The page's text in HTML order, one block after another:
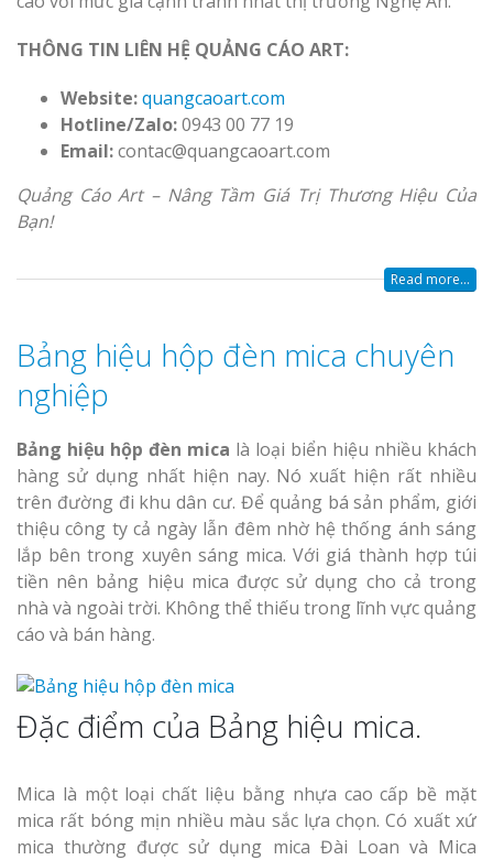
THÔNG TIN LIÊN HỆ QUẢNG CÁO ART:
Website:quangcaoart.com
Hotline/Zalo:0943 00 77 19
Email:contac@quangcaoart.com
Quảng Cáo Art – Nâng Tầm Giá Trị Thương Hiệu Của
Bạn!
Read more...
Bảng hiệu hộp đèn mica chuyên
nghiệp
Bảng hiệu hộp đèn mica là loại biển hiệu nhiều khách
hàng sử dụng nhất hiện nay. Nó xuất hiện rất nhiều
trên đường đi khu dân cư. Để quảng bá sản phẩm, giới
thiệu công ty cả ngày lẫn đêm nhờ hệ thống ánh sáng
lắp bên trong xuyên sáng mica. Với giá thành hợp túi
tiền nên bảng hiệu mica được sử dụng cho cả trong
nhà và ngoài trời. Không thể thiếu trong lĩnh vực quảng
cáo và bán hàng.
Đặc điểm của Bảng hiệu mica.
Mica là một loại chất liệu bằng nhựa cao cấp bề mặt
mica rất bóng mịn nhiều màu sắc lựa chọn. Có xuất xứ
mica thường được sử dụng mica Đài Loan và Mica